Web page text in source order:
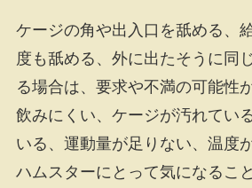
ケージの角や出入口を舐める、
度も舐める、外に出たそうに同
る場合は、要求や不満の可能性
飲みにくい、ケージが汚れてい
いる、運動量が足りない、温度
ハムスターにとって気になるこ